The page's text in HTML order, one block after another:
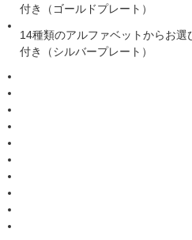
付き（ゴールドプレート）
14種類のアルファベットからお
付き（シルバープレート）